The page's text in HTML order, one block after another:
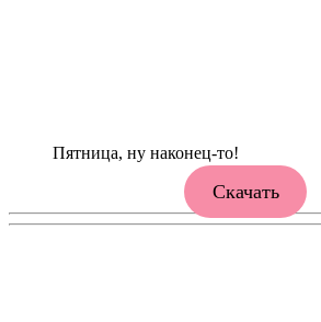
Пятница, ну наконец-то!
Скачать